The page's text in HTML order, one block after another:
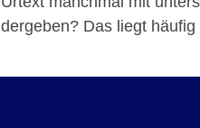
der­ge­ben? Das liegt häu­fig